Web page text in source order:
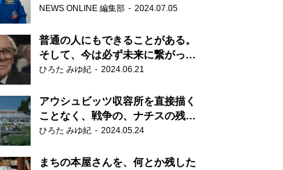
独インタビュー
NEWS ONLINE 編集部 2024.07.05
普通の人にもできることがある。
そして、今は必ず未来に繋がって
いく……『ONE LIFE 奇跡が繋い
ひろた みゆ紀 2024.06.21
アウシュビッツ収容所を直接描く
ことなく、戦争の、ナチスの残虐
さが見える映画 『関心領域』
ひろた みゆ紀 2024.05.24
まちの本屋さんを、何とか残した